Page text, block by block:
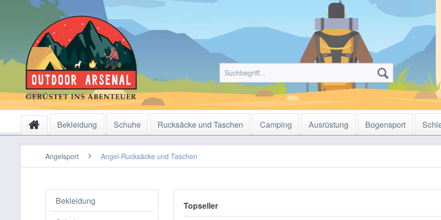
Bekleidung Schuhe Rucksäcke und Taschen Camping Ausrüstung Bogensport
Angelsport Angel-Rucksäcke und Taschen
Bekleidung
Topseller